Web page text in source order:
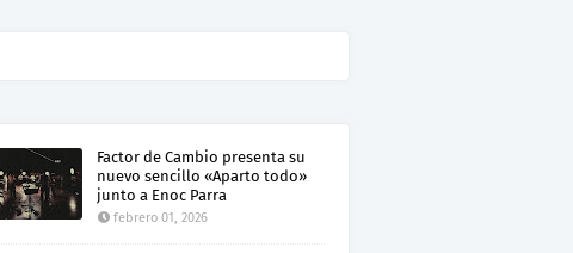
Factor de Cambio presenta su
nuevo sencillo «Aparto todo»
junto a Enoc Parra
febrero 01, 2026